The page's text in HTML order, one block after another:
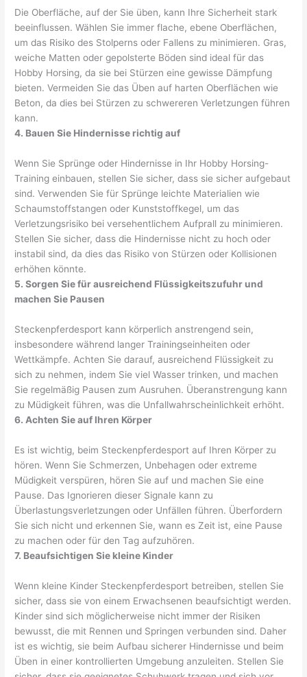
Die Oberfläche, auf der Sie üben, kann Ihre Sicherheit stark
beeinflussen. Wählen Sie immer flache, ebene Oberflächen,
um das Risiko des Stolperns oder Fallens zu minimieren. Gras,
weiche Matten oder gepolsterte Böden sind ideal für das
Hobby Horsing, da sie bei Stürzen eine gewisse Dämpfung
bieten. Vermeiden Sie das Üben auf harten Oberflächen wie
Beton, da dies bei Stürzen zu schwereren Verletzungen führen
kann.
4. Bauen Sie Hindernisse richtig auf
Wenn Sie Sprünge oder Hindernisse in Ihr Hobby Horsing-
Training einbauen, stellen Sie sicher, dass sie sicher aufgebaut
sind. Verwenden Sie für Sprünge leichte Materialien wie
Schaumstoffstangen oder Kunststoffkegel, um das
Verletzungsrisiko bei versehentlichem Aufprall zu minimieren.
Stellen Sie sicher, dass die Hindernisse nicht zu hoch oder
instabil sind, da dies das Risiko von Stürzen oder Kollisionen
erhöhen könnte.
5. Sorgen Sie für ausreichend Flüssigkeitszufuhr und
machen Sie Pausen
Steckenpferdesport kann körperlich anstrengend sein,
insbesondere während langer Trainingseinheiten oder
Wettkämpfe. Achten Sie darauf, ausreichend Flüssigkeit zu
sich zu nehmen, indem Sie viel Wasser trinken, und machen
Sie regelmäßig Pausen zum Ausruhen. Überanstrengung kann
zu Müdigkeit führen, was die Unfallwahrscheinlichkeit erhöht.
6. Achten Sie auf Ihren Körper
Es ist wichtig, beim Steckenpferdesport auf Ihren Körper zu
hören. Wenn Sie Schmerzen, Unbehagen oder extreme
Müdigkeit verspüren, hören Sie auf und machen Sie eine
Pause. Das Ignorieren dieser Signale kann zu
Überlastungsverletzungen oder Unfällen führen. Überfordern
Sie sich nicht und erkennen Sie, wann es Zeit ist, eine Pause
zu machen oder für den Tag aufzuhören.
7. Beaufsichtigen Sie kleine Kinder
Wenn kleine Kinder Steckenpferdesport betreiben, stellen Sie
sicher, dass sie von einem Erwachsenen beaufsichtigt werden.
Kinder sind sich möglicherweise nicht immer der Risiken
bewusst, die mit Rennen und Springen verbunden sind. Daher
ist es wichtig, sie beim Aufbau sicherer Hindernisse und beim
Üben in einer kontrollierten Umgebung anzuleiten. Stellen Sie